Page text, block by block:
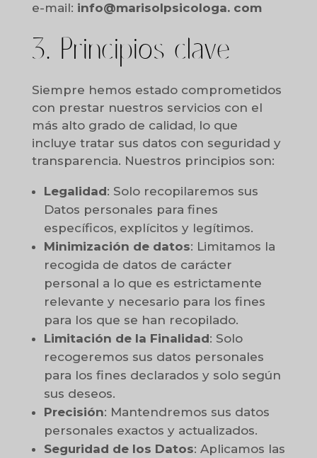
e-mail: info@marisolpsicologa. com
3. Principios clave
Siempre hemos estado comprometidos
con prestar nuestros servicios con el
más alto grado de calidad, lo que
incluye tratar sus datos con seguridad y
transparencia. Nuestros principios son:
Legalidad: Solo recopilaremos sus
Datos personales para fines
específicos, explícitos y legítimos.
Minimización de datos: Limitamos la
recogida de datos de carácter
personal a lo que es estrictamente
relevante y necesario para los fines
para los que se han recopilado.
Limitación de la Finalidad: Solo
recogeremos sus datos personales
para los fines declarados y solo según
sus deseos.
Precisión: Mantendremos sus datos
personales exactos y actualizados.
Seguridad de los Datos: Aplicamos las